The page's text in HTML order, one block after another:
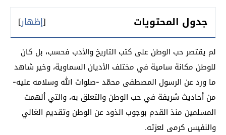
جدول المحتويات [إظهار]
لم يقتصر حب الوطن على كتب التاريخ والأدب فحسب، بل كان
للوطن مكانة سامية في مختلف الأديان السماوية، وخير شاهد
ما ورد عن الرسول المصطفى محمّد -صلوات الله وسلامه عليه-
من أحاديث شريفة في حب الوطن والتعلق به، والتي ألهمت
المسلمين منذ القدم بوجوب الذود عن الوطن وتقديم الغالي
والنفيس كرمى لعزته.